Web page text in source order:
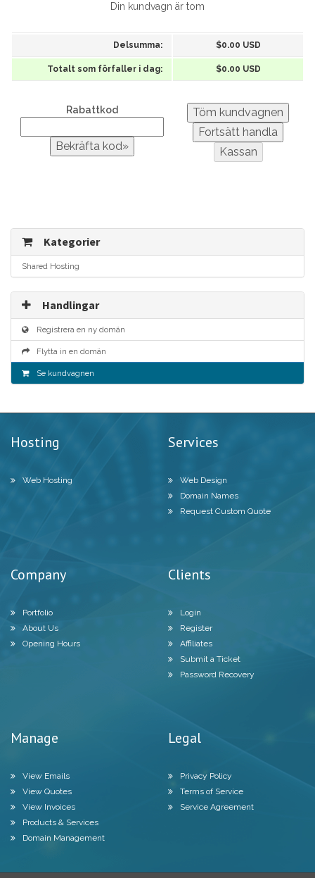
Din kundvagn är tom
Delsumma: $0.00 USD
Totalt som förfaller i dag: $0.00 USD
Rabattkod
Kategorier
Shared Hosting
Handlingar
Registrera en ny domän
Flytta in en domän
Se kundvagnen
Hosting
Web Hosting
Services
Web Design
Domain Names
Request Custom Quote
Company
Portfolio
About Us
Opening Hours
Clients
Login
Register
Affiliates
Submit a Ticket
Password Recovery
Manage
View Emails
View Quotes
View Invoices
Products & Services
Domain Management
Legal
Privacy Policy
Terms of Service
Service Agreement